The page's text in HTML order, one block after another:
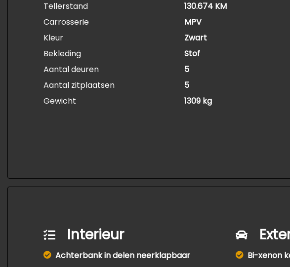
Tellerstand
130.674 KM
Carrosserie
MPV
Kleur
Zwart
Bekleding
Stof
Aantal deuren
5
Aantal zitplaatsen
5
Gewicht
1309 kg
Interieur
Achterbank in delen neerklapbaar
Bi-xenon